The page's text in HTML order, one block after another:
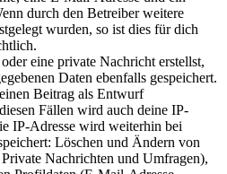
durch den Betreiber weitere
wurden, so ist dies für dich
eine private Nachricht erstellst,
Daten ebenfalls gespeichert.
Beitrag als Entwurf
Fällen wird auch deine IP-
IP-Adresse wird weiterhin bei
Löschen und Ändern von
Nachrichten und Umfragen),